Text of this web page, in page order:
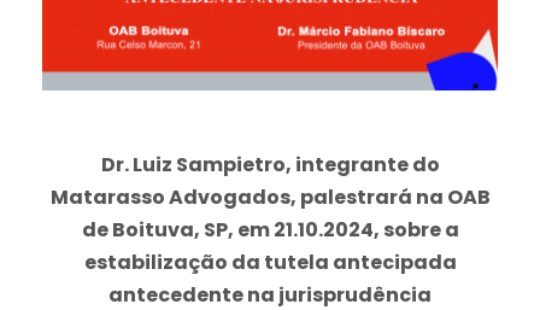
Dr. Luiz Sampietro, integrante do
Matarasso Advogados, palestrará na OAB
de Boituva, SP, em 21.10.2024, sobre a
estabilização da tutela antecipada
antecedente na jurisprudência